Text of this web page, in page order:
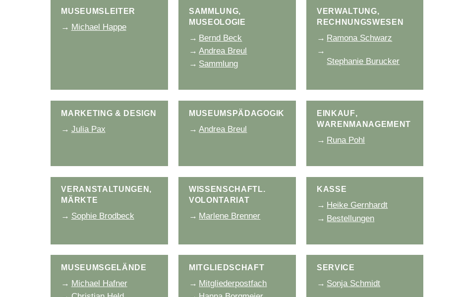
Museumsleiter
Michael Happe
Sammlung,
Museologie
Bernd Beck
Andrea Breul
Sammlung
Verwaltung,
Rechnungswesen
Ramona Schwarz
Stephanie Burucker
Marketing & Design
Julia Pax
Museumspädagogik
Andrea Breul
Einkauf,
Warenmanagement
Runa Pohl
Veranstaltungen,
Märkte
Sophie Brodbeck
Wissenschaftl.
Volontariat
Marlene Brenner
Kasse
Heike Gernhardt
Bestellungen
Museumsgelände
Michael Hafner
Mitgliedschaft
Mitgliederpostfach
Service
Sonja Schmidt